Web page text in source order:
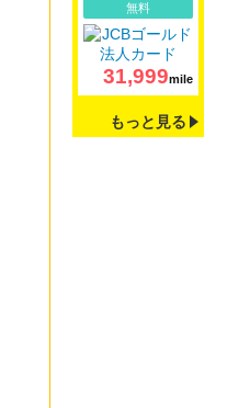
無料
31,999mile
もっと見る